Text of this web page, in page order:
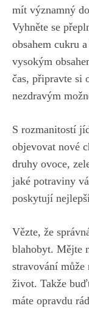
mít významný
Vyhněte se
obsahem cukru
vysokým
čas, připravte si
nezdravým
S rozmanitostí
objevovat nové
druhy ovoce,
jaké potraviny
poskytují
Vězte, že
blahobyt. Mějte
stravování může
život. Takže
máte opravdu